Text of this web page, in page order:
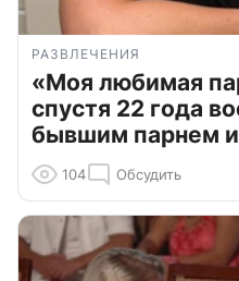
РАЗВЛЕЧЕНИЯ
«Моя любимая
спустя 22 года
бывшим парнем
104 Обсудить